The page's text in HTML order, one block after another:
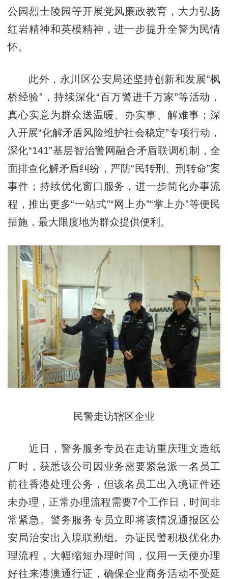
公园烈士陵园等开展党风廉政教育，大力弘扬
红岩精神和英模精神，进一步提升全警为民情
怀。
此外，永川区公安局还坚持创新和发展“枫
桥经验”，持续深化“百万警进千万家”等活动，
真心实意为群众送温暖、办实事、解难事；深
入开展“化解矛盾风险维护社会稳定”专项行动，
深化“141”基层智治警网融合矛盾联调机制，全
面排查化解矛盾纠纷，严防“民转刑、刑转命”案
事件；持续优化窗口服务，进一步简化办事流
程，推出更多“一站式”“网上办”“掌上办”等便民
措施，最大限度地为群众提供便利。
民警走访辖区企业
近日，警务服务专员在走访重庆理文造纸
厂时，获悉该公司因业务需要紧急派一名员工
前往香港处理公务，但该名员工出入境证件还
未办理，正常办理流程需要7个工作日，时间非
常紧急。警务服务专员立即将该情况通报区公
安局治安出入境联勤组。办证民警积极优化办
理流程，大幅缩短办理时间，仅用一天便办理
好往来港澳通行证，确保企业商务活动不受延